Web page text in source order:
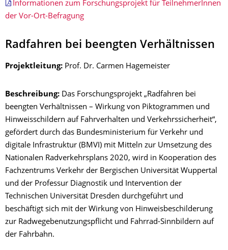
Informationen zum Forschungsprojekt für TeilnehmerInnen
der Vor-Ort-Befragung
Radfahren bei beengten Verhältnissen
Projektleitung: Prof. Dr. Carmen Hagemeister
Beschreibung: Das Forschungsprojekt „Radfahren bei
beengten Verhältnissen – Wirkung von Piktogrammen und
Hinweisschildern auf Fahrverhalten und Verkehrssicherheit“,
gefördert durch das Bundesministerium für Verkehr und
digitale Infrastruktur (BMVI) mit Mitteln zur Umsetzung des
Nationalen Radverkehrsplans 2020, wird in Kooperation des
Fachzentrums Verkehr der Bergischen Universität Wuppertal
und der Professur Diagnostik und Intervention der
Technischen Universität Dresden durchgeführt und
beschäftigt sich mit der Wirkung von Hinweisbeschilderung
zur Radwegebenutzungspflicht und Fahrrad-Sinnbildern auf
der Fahrbahn.